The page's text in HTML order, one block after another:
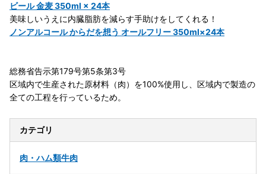
ビール 金麦 350ml × 24本
美味しいうえに内臓脂肪を減らす手助けをしてくれる！
ノンアルコール からだを想う オールフリー 350ml×24本
総務省告示第179号第5条第3号
区域内で生産された原材料（肉）を100%使用し、区域内で製造の
全ての工程を行っているため。
カテゴリ
肉・ハム類牛肉